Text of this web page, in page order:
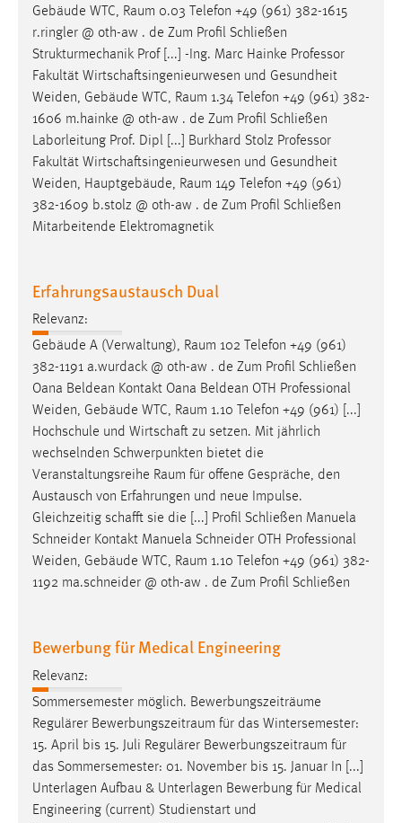
Gebäude WTC, Raum 0.03 Telefon +49 (961) 382-1615
r.ringler @ oth-aw . de Zum Profil Schließen
Strukturmechanik Prof [...] -Ing. Marc Hainke Professor
Fakultät Wirtschaftsingenieurwesen und Gesundheit
Weiden, Gebäude WTC, Raum 1.34 Telefon +49 (961) 382-
1606 m.hainke @ oth-aw . de Zum Profil Schließen
Laborleitung Prof. Dipl [...] Burkhard Stolz Professor
Fakultät Wirtschaftsingenieurwesen und Gesundheit
Weiden, Hauptgebäude, Raum 149 Telefon +49 (961)
382-1609 b.stolz @ oth-aw . de Zum Profil Schließen
Mitarbeitende Elektromagnetik
Erfahrungsaustausch Dual
Relevanz:
Gebäude A (Verwaltung), Raum 102 Telefon +49 (961)
382-1191 a.wurdack @ oth-aw . de Zum Profil Schließen
Oana Beldean Kontakt Oana Beldean OTH Professional
Weiden, Gebäude WTC, Raum 1.10 Telefon +49 (961) [...]
Hochschule und Wirtschaft zu setzen. Mit jährlich
wechselnden Schwerpunkten bietet die
Veranstaltungsreihe Raum für offene Gespräche, den
Austausch von Erfahrungen und neue Impulse.
Gleichzeitig schafft sie die [...] Profil Schließen Manuela
Schneider Kontakt Manuela Schneider OTH Professional
Weiden, Gebäude WTC, Raum 1.10 Telefon +49 (961) 382-
1192 ma.schneider @ oth-aw . de Zum Profil Schließen
Bewerbung für Medical Engineering
Relevanz:
Sommersemester möglich. Bewerbungszeiträume
Regulärer Bewerbungszeitraum für das Wintersemester:
15. April bis 15. Juli Regulärer Bewerbungszeitraum für
das Sommersemester: 01. November bis 15. Januar In [...]
Unterlagen Aufbau & Unterlagen Bewerbung für Medical
Engineering (current) Studienstart und